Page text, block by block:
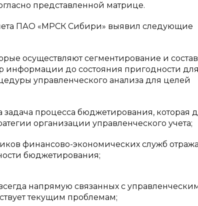
представленной матрице.
ПАО «МРСК Сибири» выявил следующие
осуществляют сегментирование и
информации до состояния пригодности
управленческого анализа для целей
процесса бюджетирования, которая
организации управленческого учета;
финансово-экономических служб
бюджетирования;
напрямую связанных с
текущим проблемам;